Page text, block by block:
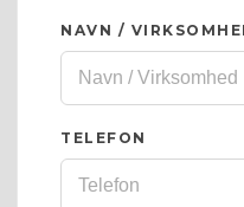
NAVN /
TELEFON